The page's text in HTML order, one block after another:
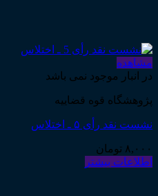
مشاهده
در انبار موجود نمی باشد
پژوهشگاه قوه قضاییه
نشست نقد رأی ۵ ـ اختلاس
۸,۰۰۰ تومان
اطلاعات بیشتر